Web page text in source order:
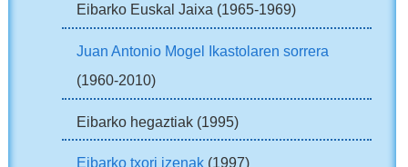
Eibarko Euskal Jaixa (1965-1969)
Juan Antonio Mogel Ikastolaren sorrera
(1960-2010)
Eibarko hegaztiak (1995)
Eibarko txori izenak(1997)